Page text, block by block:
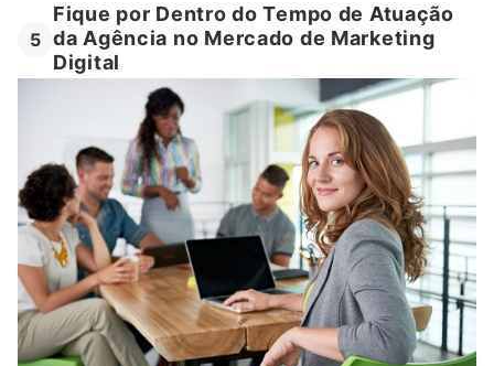
5
Fique por Dentro do Tempo de Atuação
da Agência no Mercado de Marketing
Digital